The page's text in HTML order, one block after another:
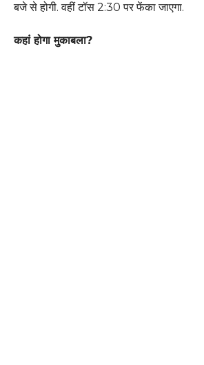
बजे से होगी. वहीं टॉस 2:30 पर फेंका जाएगा.
कहां होगा मुकाबला?